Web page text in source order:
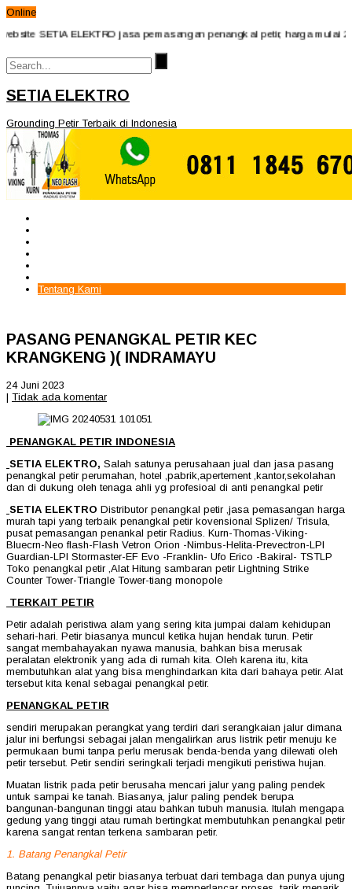
Online
SETIA ELEKTRO jasa pemasangan penangkal petir, harga mulai
SETIA ELEKTRO
Grounding Petir Terbaik di Indonesia
Tentang Kami
PASANG PENANGKAL PETIR KEC
KRANGKENG )( INDRAMAYU
24 Juni 2023
| Tidak ada komentar
PENANGKAL PETIR INDONESIA
SETIA ELEKTRO, Salah satunya perusahaan jual dan jasa pasang
penangkal petir perumahan, hotel ,pabrik,apertement ,kantor,sekolahan
dan di dukung oleh tenaga ahli yg profesioal di anti penangkal petir
SETIA ELEKTRO Distributor penangkal petir ,jasa pemasangan harga
murah tapi yang terbaik penangkal petir kovensional Splizen/ Trisula,
pusat pemasangan penankal petir Radius. Kurn-Thomas-Viking-
Bluecrn-Neo flash-Flash Vetron Orion -Nimbus-Helita-Prevectron-LPI
Guardian-LPI Stormaster-EF Evo -Franklin- Ufo Erico -Bakiral- TSTLP
Toko penangkal petir ,Alat Hitung sambaran petir Lightning Strike
Counter Tower-Triangle Tower-tiang monopole
TERKAIT PETIR
Petir adalah peristiwa alam yang sering kita jumpai dalam kehidupan
sehari-hari. Petir biasanya muncul ketika hujan hendak turun. Petir
sangat membahayakan nyawa manusia, bahkan bisa merusak
peralatan elektronik yang ada di rumah kita. Oleh karena itu, kita
membutuhkan alat yang bisa menghindarkan kita dari bahaya petir. Alat
tersebut kita kenal sebagai penangkal petir.
PENANGKAL PETIR
sendiri merupakan perangkat yang terdiri dari serangkaian jalur dimana
jalur ini berfungsi sebagai jalan mengalirkan arus listrik petir menuju ke
permukaan bumi tanpa perlu merusak benda-benda yang dilewati oleh
petir tersebut. Petir sendiri seringkali terjadi mengikuti peristiwa hujan.
Muatan listrik pada petir berusaha mencari jalur yang paling pendek
untuk sampai ke tanah. Biasanya, jalur paling pendek berupa
bangunan-bangunan tinggi atau bahkan tubuh manusia. Itulah mengapa
gedung yang tinggi atau rumah bertingkat membutuhkan penangkal petir
karena sangat rentan terkena sambaran petir.
1. Batang Penangkal Petir
Batang penangkal petir biasanya terbuat dari tembaga dan punya ujung